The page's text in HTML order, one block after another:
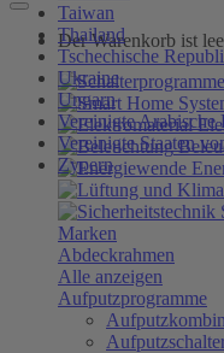
Taiwan
Thailand
Tschechische
Ukraine
Ungarn
Vereinigte Arabische
Vereinigte Staaten
Zypern
Der Warenkorb ist
Marken
Abdeckrahmen
Alle anzeigen
Aufputzprogramme